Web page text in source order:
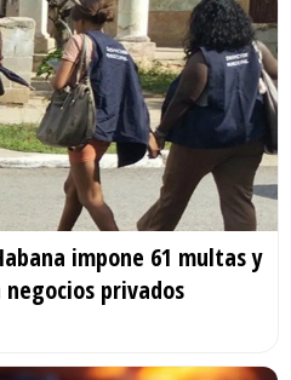
impone 61 multas y
privados